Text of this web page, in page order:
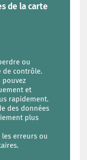
de la carte
ou
de contrôle.
pouvez
et
rapidement.
des données
plus
les erreurs ou